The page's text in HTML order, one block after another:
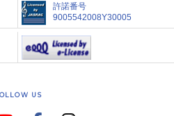
許諾番号
9005542008Y30005
US